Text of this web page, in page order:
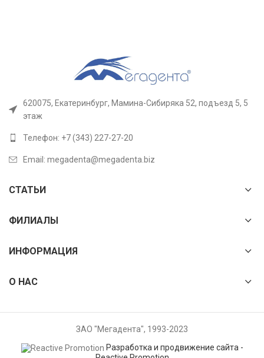
620075, Екатеринбург, Мамина-Сибиряка 52, подъезд 5, 5
этаж
Телефон: +7 (343) 227-27-20
Email: megadenta@megadenta.biz
СТАТЬИ
ФИЛИАЛЫ
ИНФОРМАЦИЯ
О НАС
ЗАО "Мегадента", 1993-2023
Разработка и продвижение сайта -